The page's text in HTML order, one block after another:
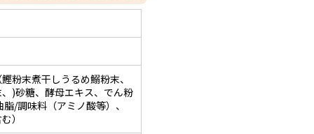
粉末煮干しうるめ鰯粉末、
)砂糖、酵母エキス、でん粉
/調味料（アミノ酸等）、
）